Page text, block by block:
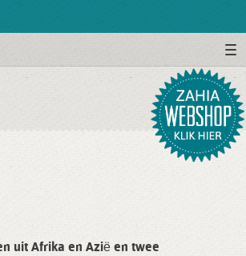
uit Afrika en Azië en twee